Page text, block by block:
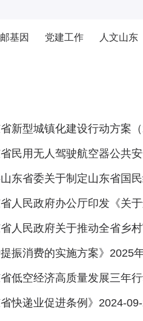
基因 党建工作 人文山东
省新型城镇化建设行动方案
省民用无人驾驶航空器公共
山东省委关于制定山东省国
省人民政府办公厅印发《关
省人民政府关于推动全省乡
提振消费的实施方案》2025
省低空经济高质量发展三年
省快递业促进条例》2024-